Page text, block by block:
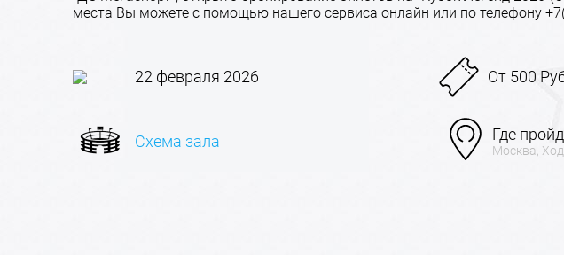
места Вы можете с помощью нашего сервиса онлайн или по телефону
22 февраля 2026 От 500
Схема зала Где
Москва,